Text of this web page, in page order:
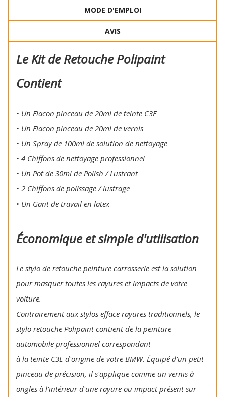
MODE D'EMPLOI
AVIS
Le Kit de Retouche Polipaint
Contient
• Un Flacon pinceau de 20ml de teinte C3E
• Un Flacon pinceau de 20ml de vernis
• Un Spray de 100ml de solution de nettoyage
• 4 Chiffons de nettoyage professionnel
• Un Pot de 30ml de Polish / Lustrant
• 2 Chiffons de polissage / lustrage
• Un Gant de travail en latex
Économique et simple d'utilisation
Le stylo de retouche peinture carrosserie est la solution
pour masquer toutes les rayures et impacts de votre
voiture.
Contrairement aux stylos efface rayures traditionnels, le
stylo retouche Polipaint contient de la peinture
automobile professionnel correspondant
à la teinte C3E d'origine de votre BMW. Équipé d'un petit
pinceau de précision, il s'applique comme un vernis à
ongles à l'intérieur d'une rayure ou impact présent sur